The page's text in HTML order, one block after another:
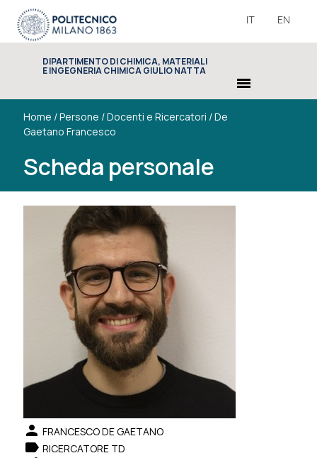
EN
IT
DIPARTIMENTO DI CHIMICA, MATERIALI
E INGEGNERIA CHIMICA GIULIO NATTA
menu
Home /Persone /Docenti e Ricercatori /De
Gaetano Francesco
Scheda personale
person FRANCESCO DE GAETANO
label RICERCATORE TD